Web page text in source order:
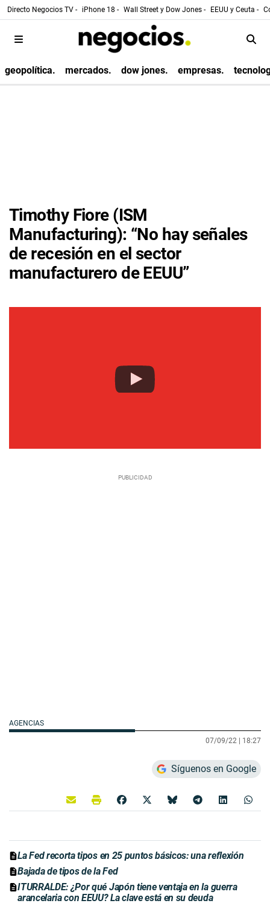
Directo Negocios TV - iPhone 18 - Wall Street y Dow Jones - EEUU y Ceuta -
geopolítica. mercados. dow jones. empresas.
Timothy Fiore (ISM
Manufacturing): “No hay señales
de recesión en el sector
manufacturero de EEUU”
AGENCIAS
07/09/22 | 18:27
Síguenos en Google
La Fed recorta tipos en 25 puntos básicos: una reflexión
Bajada de tipos de la Fed
ITURRALDE: ¿Por qué Japón tiene ventaja en la guerra
arancelaria con EEUU? La clave está en su deuda